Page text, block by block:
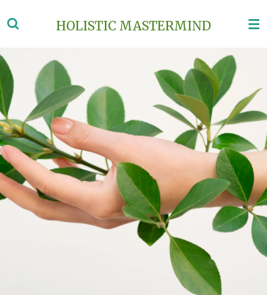
al
HOLISTIC MASTERMIND